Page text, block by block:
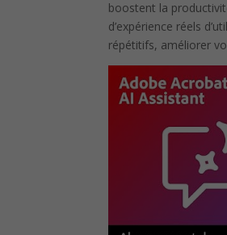
boostent la
d’expérience réels
répétitifs, améliorer